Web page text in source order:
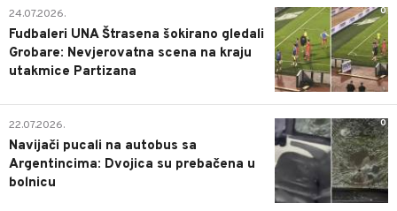
0
24.07.2026.
Fudbaleri UNA Štrasena šokirano gledali
Grobare: Nevjerovatna scena na kraju
utakmice Partizana
0
22.07.2026.
Navijači pucali na autobus sa
Argentincima: Dvojica su prebačena u
bolnicu